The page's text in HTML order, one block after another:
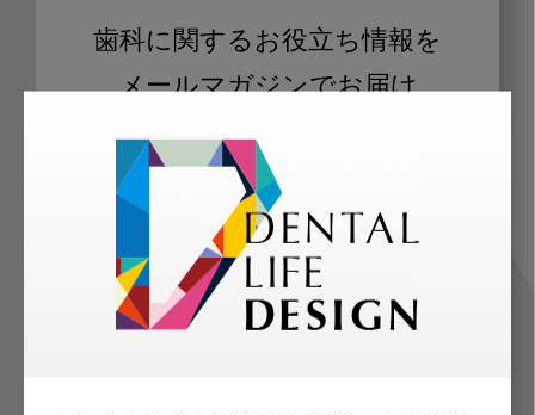
歯科に関するお役立ち情報を
メールマガジンでお届け
ご登録いただいた職種（歯科医師、歯
科衛生士、歯科技工士）に合わせた内
容のメールマガジンをお届けします。